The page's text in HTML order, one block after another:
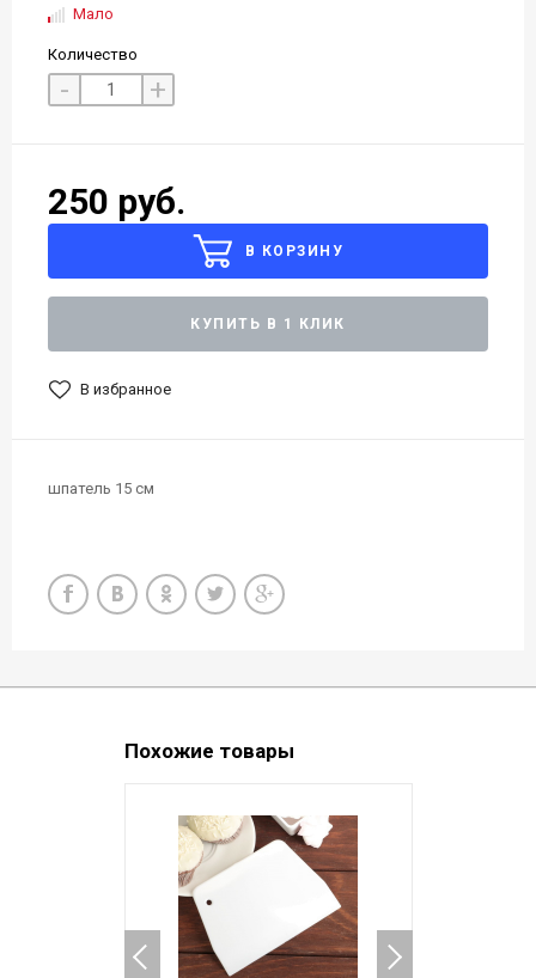
Мало
Количество
- +
250 руб.
В КОРЗИНУ
КУПИТЬ В 1 КЛИК
В избранное
шпатель 15 см
Похожие товары